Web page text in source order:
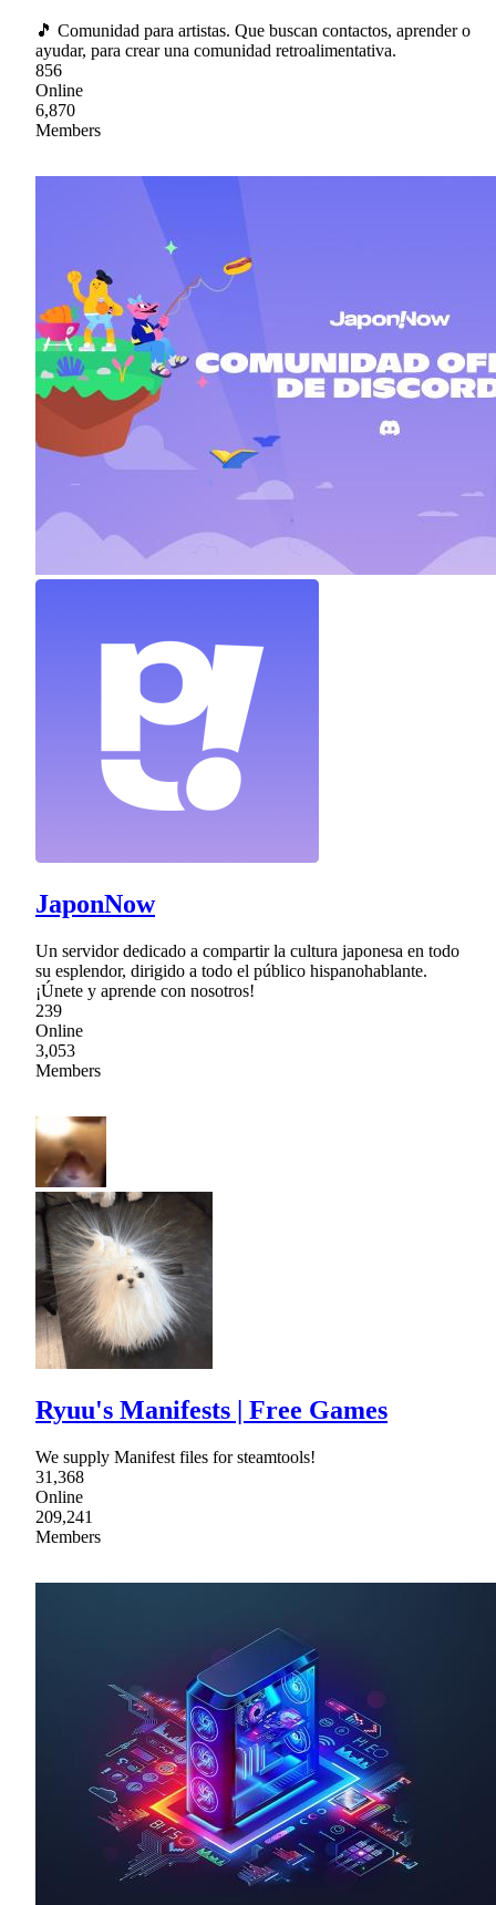
🎵 Comunidad para artistas. Que buscan contactos, aprender o
ayudar, para crear una comunidad retroalimentativa.
856
Online
6,870
Members
JaponNow
Un servidor dedicado a compartir la cultura japonesa en todo
su esplendor, dirigido a todo el público hispanohablante.
¡Únete y aprende con nosotros!
239
Online
3,053
Members
Ryuu's Manifests | Free Games
We supply Manifest files for steamtools!
31,368
Online
209,241
Members